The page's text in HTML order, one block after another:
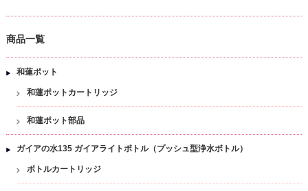
商品一覧
和蓮ポット
和蓮ポットカートリッジ
和蓮ポット部品
ガイアの水135 ガイアライトボトル（プッシュ型浄水ボトル）
ボトルカートリッジ